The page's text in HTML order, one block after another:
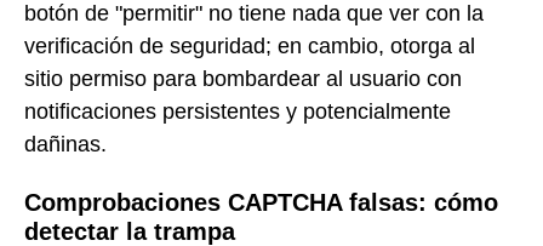
botón de "permitir" no tiene nada que ver con la
verificación de seguridad; en cambio, otorga al
sitio permiso para bombardear al usuario con
notificaciones persistentes y potencialmente
dañinas.
Comprobaciones CAPTCHA falsas: cómo
detectar la trampa